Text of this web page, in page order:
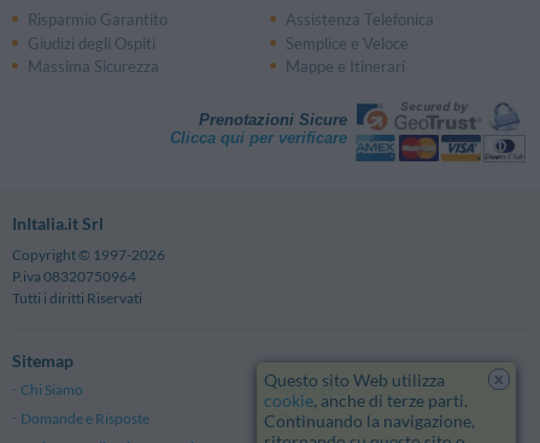
Risparmio Garantito
Assistenza Telefonica
Giudizi degli Ospiti
Semplice e Veloce
Massima Sicurezza
Mappe e Itinerari
Prenotazioni Sicure
Clicca qui per verificare
InItalia.it Srl
Copyright © 1997-2026
P.iva 08320750964
Tutti i diritti Riservati
Sitemap
Chi Siamo
Note Legali
Domande e Risposte
Privacy
x
Questo sito Web utilizza
cookie, anche di terze parti.
Continuando la navigazione,